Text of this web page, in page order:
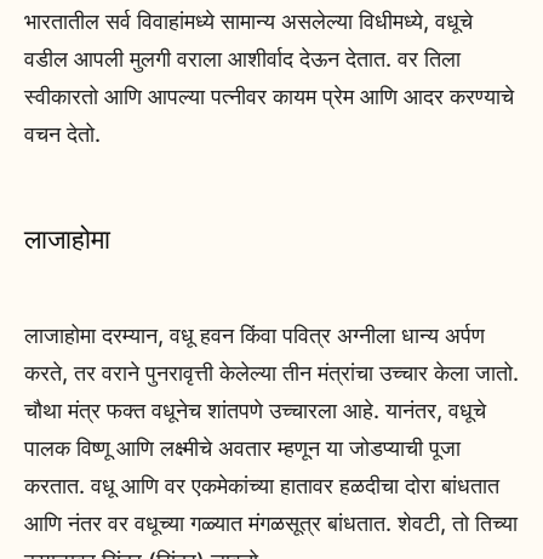
भारतातील सर्व विवाहांमध्ये सामान्य असलेल्या विधीमध्ये, वधूचे
वडील आपली मुलगी वराला आशीर्वाद देऊन देतात. वर तिला
स्वीकारतो आणि आपल्या पत्नीवर कायम प्रेम आणि आदर करण्याचे
वचन देतो.
लाजाहोमा
लाजाहोमा दरम्यान, वधू हवन किंवा पवित्र अग्नीला धान्य अर्पण
करते, तर वराने पुनरावृत्ती केलेल्या तीन मंत्रांचा उच्चार केला जातो.
चौथा मंत्र फक्त वधूनेच शांतपणे उच्चारला आहे. यानंतर, वधूचे
पालक विष्णू आणि लक्ष्मीचे अवतार म्हणून या जोडप्याची पूजा
करतात. वधू आणि वर एकमेकांच्या हातावर हळदीचा दोरा बांधतात
आणि नंतर वर वधूच्या गळ्यात मंगळसूत्र बांधतात. शेवटी, तो तिच्या